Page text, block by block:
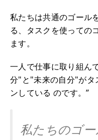
私たちは共通のゴール
る、タスクを使っての
ます。
一人で仕事に取り組ん
分"と"未来の自分"がタ
ンしている のです。”
私たちのゴ